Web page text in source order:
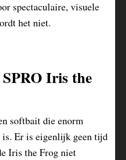
spectaculaire, visuele
het niet.
SPRO Iris the
softbait die enorm
Er is eigenlijk geen tijd
Iris the Frog niet